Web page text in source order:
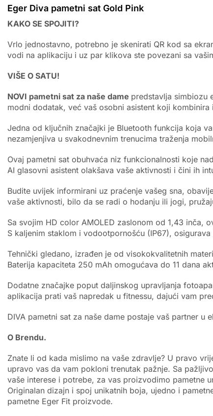
Eger Diva pametni sat Gold Pink
KAKO SE SPOJITI?
Vrlo jednostavno, potrebno je skenirati QR kod sa
vodi na aplikaciju i uz par klikova ste povezani sa
VIŠE O SATU!
NOVI pametni sat za naše dame predstavlja simbiozu
modni dodatak, već vaš osobni asistent koji
Jedna od ključnih značajki je Bluetooth funkcija koja
nezamjenjiva u svakodnevnim trenucima traženja
Ovaj pametni sat obuhvaća niz funkcionalnosti koje
AI glasovni asistent olakšava vaše aktivnosti i čini ih
Budite uvijek informirani uz praćenje vašeg sna,
vaše aktivnosti, bilo da se radi o hodanju ili jogi,
Sa svojim HD color AMOLED zaslonom od 1,43 inča,
S kaljenim staklom i vodootpornošću (IP67),
Tehnički gledano, izrađen je od visokokvalitetnih
Baterija kapaciteta 250 mAh omogućava do 11 dana
Dodatne značajke poput daljinskog upravljanja
aplikacija prati vaš napredak u fitnessu, dajući vam
DIVA pametni sat za naše dame postaje vaš partner
O Brendu.
Znate li od kada mislimo na vaše zdravlje? U pravo
upravo vas da vam pokloni trenutak pažnje. Sa
vaše interese i potrebe, za vas proizvodimo pametne
Originalan dizajn i spoj unikatnih boja, ujedno i
pametne Eger Fit proizvode.